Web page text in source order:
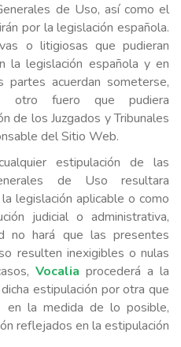
de Uso, así como el
por la legislación española.
o litigiosas que pudieran
la legislación española y en
partes acuerdan someterse,
otro fuero que pudiera
de los Juzgados y Tribunales
del Sitio Web.
estipulación de las
de Uso resultara
legislación aplicable o como
judicial o administrativa,
no hará que las presentes
resulten inexigibles o nulas
Vocalia procederá a la
estipulación por otra que
la medida de lo posible,
reflejados en la estipulación